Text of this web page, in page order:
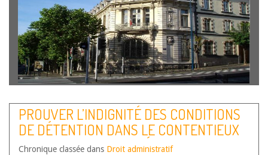
PROUVER L’INDIGNITÉ DES CONDITIONS
DE DÉTENTION DANS LE CONTENTIEUX
DE LA RESPONSABILITÉ : UNE GAGEURE ?
Chronique classée dans Droit administratif